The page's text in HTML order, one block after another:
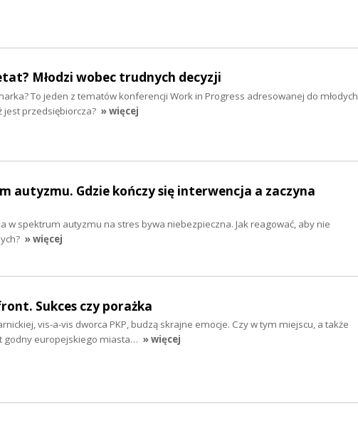
Młodzi wobec trudnych decyzji
To jeden z tematów konferencji Work in Progress adresowanej do młodych
jest przedsiębiorcza? » więcej
autyzmu. Gdzie kończy się interwencja a zaczyna
w spektrum autyzmu na stres bywa niebezpieczna. Jak reagować, aby nie
» więcej
Sukces czy porażka
vis-a-vis dworca PKP, budzą skrajne emocje. Czy w tym miejscu, a także
godny europejskiego miasta… » więcej